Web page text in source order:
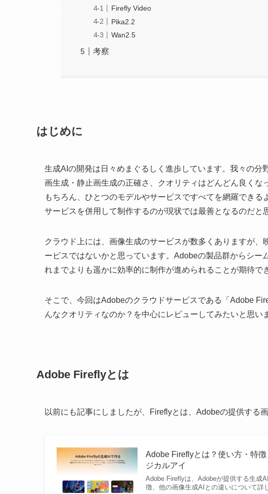
Firefly Video
Pika2.2
Wan2.5
考察
はじめに
生成AIの開発は日々めまぐるしく進歩しています。我々の
画生成・静止画生成の正確さ、クオリティはどんどん良くな
もちろん、ひとつのモデルやサービスですべてを網羅でき
サービスを併用して制作するのが現状では最善となるのだと
クラウド上には、画像生成のサービスが数多くありますが
ービスではないかと思っています。Adobeの製品群からシー
れまでよりも遥かに効率的に制作が進められることが期待で
そこで、今回はAdobeのクラウドサービスである「Adobe
んなクオリティなのか？を中心にレビューしてみたいと思い
Adobe Fireflyとは
以前にも記事にしましたが、Fireflyとは、Adobeの提供する
Adobe Fireflyとは？使い方・特
ジカルアイ
Adobe Fireflyは、Adobeが提供する生成
徴、他の画像生成AIとの違いについて詳